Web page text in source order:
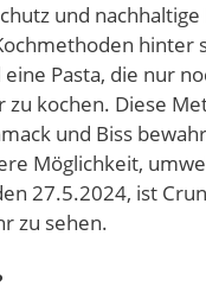
und
hinter
Pasta, die nur
kochen. Diese
und Biss
Möglichkeit,
27.5.2024, ist
zu sehen.